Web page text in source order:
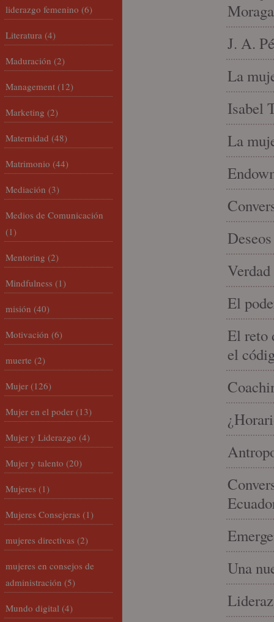
J. A.
La
Isabel
La
El
El reto
el
Una
liderazgo femenino (6)
Literatura (4)
Maduración (2)
Management (12)
Marketing (2)
Maternidad (48)
Matrimonio (44)
Mediación (3)
Medios de Comunicación
(1)
Mentoring (2)
Mindfulness (1)
misión (40)
Motivación (6)
muerte (2)
Mujer (126)
Mujer en el poder (13)
Mujer y Liderazgo (4)
Mujer y talento (20)
Mujeres (1)
Mujeres Consejeras (1)
mujeres directivas (2)
mujeres en consejos de
administración (5)
Mundo digital (4)